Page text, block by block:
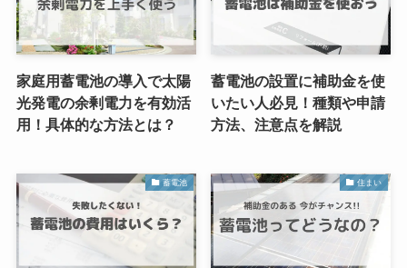
家庭用蓄電池の導入で太陽
光発電の余剰電力を有効活
用！具体的な方法とは？
蓄電池の設置に補助金を使
いたい人必見！種類や申請
方法、注意点を解説
蓄電池 住まい